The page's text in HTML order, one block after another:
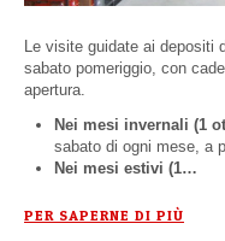
Le visite guidate ai depositi
sabato pomeriggio, con
apertura.
Nei mesi invernali (1
sabato di ogni mese, a
Nei mesi estivi (1…
PER SAPERNE DI PIÙ